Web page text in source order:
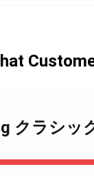
クラシッ